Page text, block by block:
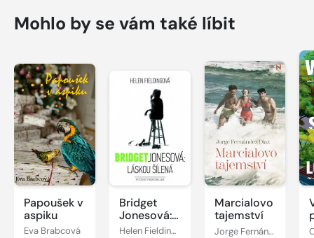
Mohlo by se vám také líbit
Papoušek v
aspiku
Eva Brabcová
Bridget
Jonesová:
láskou
Helen Fieldingová
Marcialovo
tajemství
Jorge Fernández Díaz